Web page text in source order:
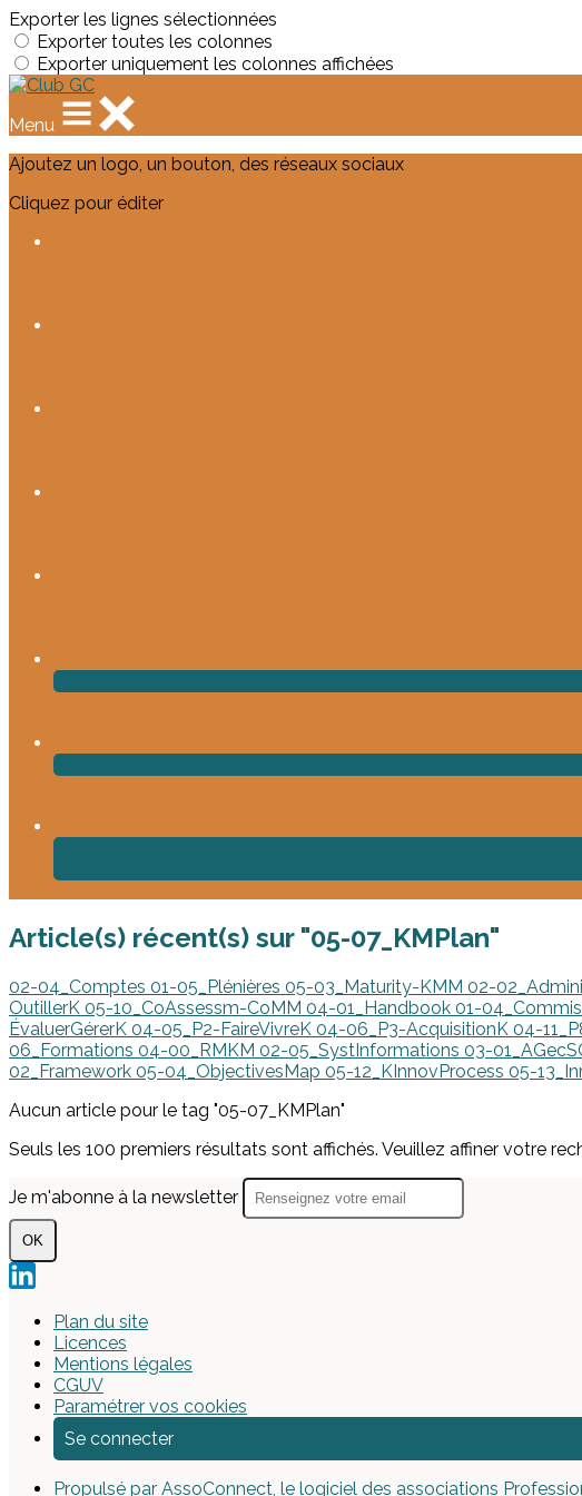
Exporter les lignes sélectionnées
Exporter toutes les colonnes
Exporter uniquement les colonnes affichées
Menu
Ajoutez un logo, un bouton, des réseaux sociaux
Cliquez pour éditer
Article(s) récent(s) sur "05-07_KMPlan"
02-04_Comptes 01-05_Plénières 05-03_Maturity-KMM 02-
OutillerK 05-10_CoAssessm-CoMM 04-01_Handbook 01-
ÉvaluerGérerK 04-05_P2-FaireVivreK 04-06_P3-AcquisitionK 04-
06_Formations 04-00_RMKM 02-05_SystInformations 03-
02_Framework 05-04_ObjectivesMap 05-12_KInnovProcess 05-
Aucun article pour le tag "05-07_KMPlan"
Seuls les 100 premiers résultats sont affichés. Veuillez affiner votre
Je m'abonne à la newsletter
OK
Plan du site
Licences
Mentions légales
CGUV
Paramétrer vos cookies
Se connecter
Propulsé par AssoConnect, le logiciel des associations